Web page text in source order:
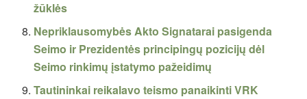
žūklės
Nepriklausomybės Akto Signatarai pasigenda
Seimo ir Prezidentės principingų pozicijų dėl
Seimo rinkimų įstatymo pažeidimų
Tautininkai reikalavo teismo panaikinti VRK